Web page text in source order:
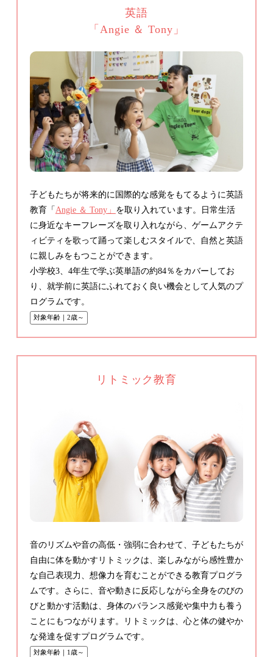
英語
「Angie ＆ Tony」
子どもたちが将来的に国際的な感覚をもてるように英語
教育「 Angie ＆ Tony」 を取り入れています。日常生活
に身近なキーフレーズを取り入れながら、ゲームアクテ
ィビティを歌って踊って楽しむスタイルで、自然と英語
に親しみをもつことができます。
小学校3、4年生で学ぶ英単語の約84％をカバーしてお
り、就学前に英語にふれておく良い機会として人気のプ
ログラムです。
対象年齢｜2歳～
リトミック教育
音のリズムや音の高低・強弱に合わせて、子どもたちが
自由に体を動かすリトミックは、楽しみながら感性豊か
な自己表現力、想像力を育むことができる教育プログラ
ムです。さらに、音や動きに反応しながら全身をのびの
びと動かす活動は、身体のバランス感覚や集中力も養う
ことにもつながります。リトミックは、心と体の健やか
な発達を促すプログラムです。
対象年齢｜1歳～